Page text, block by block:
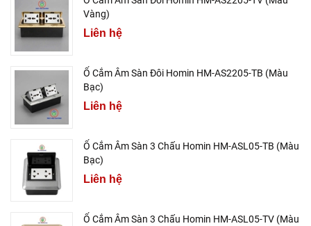
Vàng)
Liên hệ
Ổ Cắm Âm Sàn Đôi Homin HM-AS2205-TB (Màu
Bạc)
Liên hệ
Ổ Cắm Âm Sàn 3 Chấu Homin HM-ASL05-TB (Màu
Bạc)
Liên hệ
Ổ Cắm Âm Sàn 3 Chấu Homin HM-ASL05-TV (Màu